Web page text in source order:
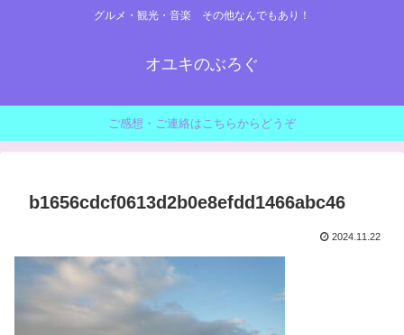
グルメ・観光・音楽 その他なんでもあり！
オユキのぶろぐ
ご感想・ご連絡はこちらからどうぞ
b1656cdcf0613d2b0e8efdd1466abc46
2024.11.22